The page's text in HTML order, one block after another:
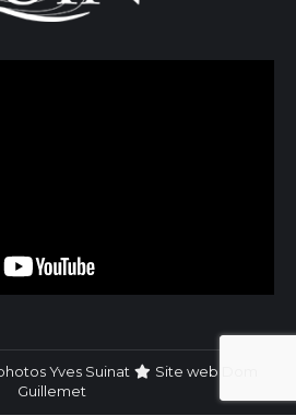
Yves Suinat Site web
Guillemet